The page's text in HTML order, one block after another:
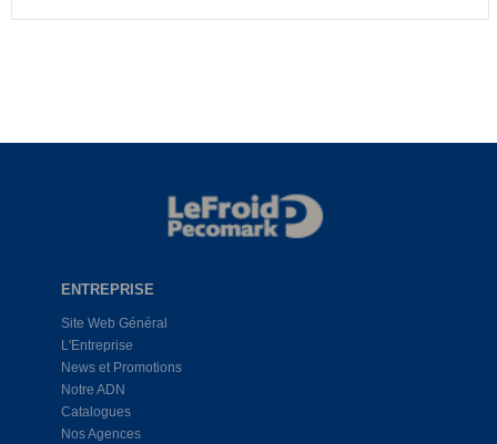
ENTREPRISE
Site Web Général
L'Entreprise
News et Promotions
Notre ADN
Catalogues
Nos Agences